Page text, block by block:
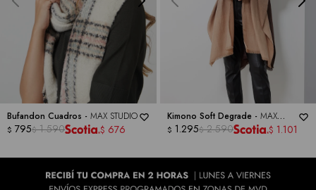
Bufandon Cuadros - MAX STUDIO
$ 795$ 1.590 $ 676
Kimono Soft Degrade - MAX
STUDIO
$ 1.295$ 2.590 $ 1.101
marcas